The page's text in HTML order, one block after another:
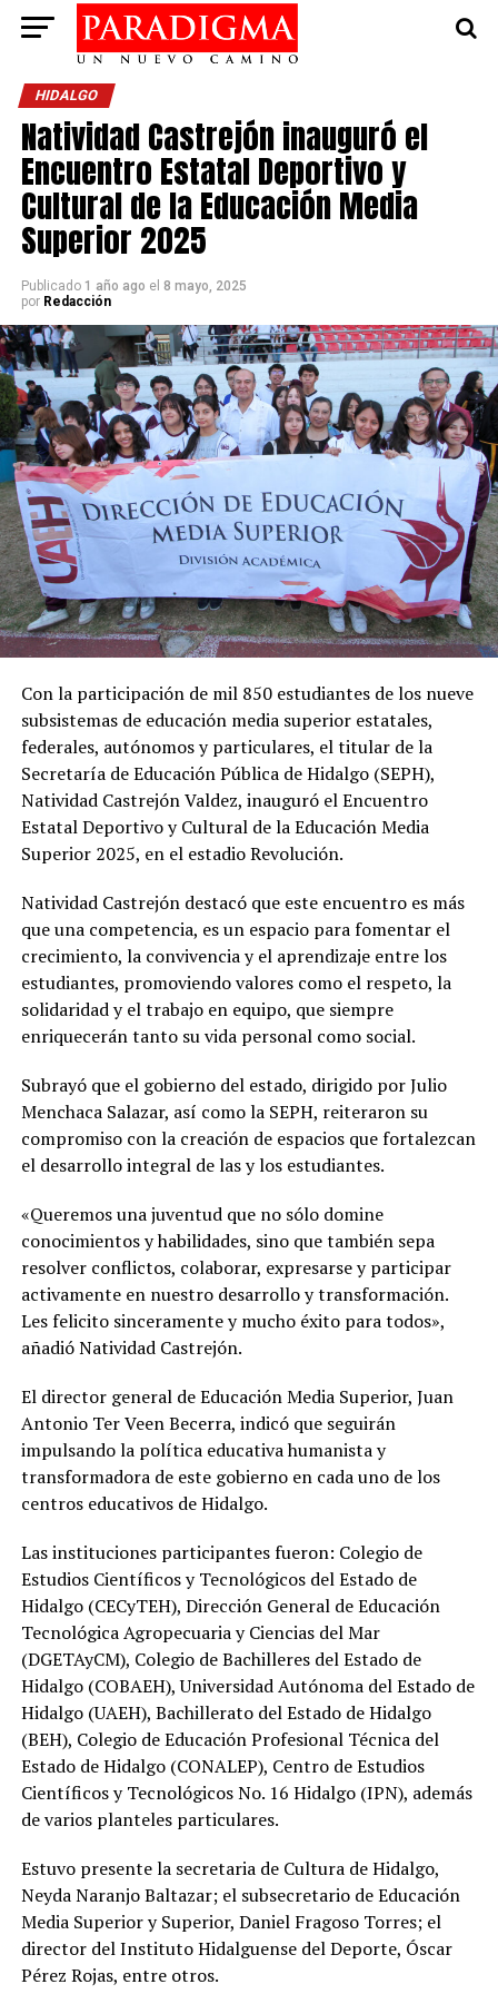
HIDALGO
Natividad Castrejón inauguró el
Encuentro Estatal Deportivo y
Cultural de la Educación Media
Superior 2025
Publicado 1 año ago el 8 mayo, 2025
por Redacción
Con la participación de mil 850 estudiantes de los nueve
subsistemas de educación media superior estatales,
federales, autónomos y particulares, el titular de la
Secretaría de Educación Pública de Hidalgo (SEPH),
Natividad Castrejón Valdez, inauguró el Encuentro
Estatal Deportivo y Cultural de la Educación Media
Superior 2025, en el estadio Revolución.
Natividad Castrejón destacó que este encuentro es más
que una competencia, es un espacio para fomentar el
crecimiento, la convivencia y el aprendizaje entre los
estudiantes, promoviendo valores como el respeto, la
solidaridad y el trabajo en equipo, que siempre
enriquecerán tanto su vida personal como social.
Subrayó que el gobierno del estado, dirigido por Julio
Menchaca Salazar, así como la SEPH, reiteraron su
compromiso con la creación de espacios que fortalezcan
el desarrollo integral de las y los estudiantes.
«Queremos una juventud que no sólo domine
conocimientos y habilidades, sino que también sepa
resolver conflictos, colaborar, expresarse y participar
activamente en nuestro desarrollo y transformación.
Les felicito sinceramente y mucho éxito para todos»,
añadió Natividad Castrejón.
El director general de Educación Media Superior, Juan
Antonio Ter Veen Becerra, indicó que seguirán
impulsando la política educativa humanista y
transformadora de este gobierno en cada uno de los
centros educativos de Hidalgo.
Las instituciones participantes fueron: Colegio de
Estudios Científicos y Tecnológicos del Estado de
Hidalgo (CECyTEH), Dirección General de Educación
Tecnológica Agropecuaria y Ciencias del Mar
(DGETAyCM), Colegio de Bachilleres del Estado de
Hidalgo (COBAEH), Universidad Autónoma del Estado de
Hidalgo (UAEH), Bachillerato del Estado de Hidalgo
(BEH), Colegio de Educación Profesional Técnica del
Estado de Hidalgo (CONALEP), Centro de Estudios
Científicos y Tecnológicos No. 16 Hidalgo (IPN), además
de varios planteles particulares.
Estuvo presente la secretaria de Cultura de Hidalgo,
Neyda Naranjo Baltazar; el subsecretario de Educación
Media Superior y Superior, Daniel Fragoso Torres; el
director del Instituto Hidalguense del Deporte, Óscar
Pérez Rojas, entre otros.